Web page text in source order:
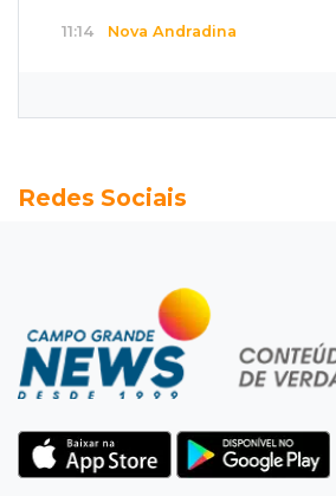
11:14 Nova Andradina
Motociclista é 2ª morte do dia
Polícia investiga
Bebê some após mãe
mulher que conheceu na
Federação oficializa Delcídio e
governo de MS ganha 8º nome
Redes Sociais